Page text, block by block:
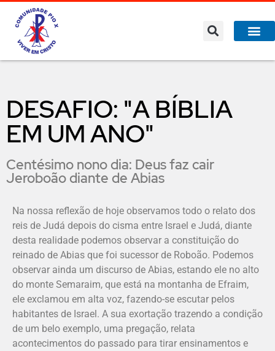
DESAFIO: "A BÍBLIA
EM UM ANO"
Centésimo nono dia: Deus faz cair
Jeroboão diante de Abias
Na nossa reflexão de hoje observamos todo o relato dos
reis de Judá depois do cisma entre Israel e Judá, diante
desta realidade podemos observar a constituição do
reinado de Abias que foi sucessor de Roboão. Podemos
observar ainda um discurso de Abias, estando ele no alto
do monte Semaraim, que está na montanha de Efraim,
ele exclamou em alta voz, fazendo-se escutar pelos
habitantes de Israel. A sua exortação trazendo a condição
de um belo exemplo, uma pregação, relata
acontecimentos do passado para tirar ensinamentos e